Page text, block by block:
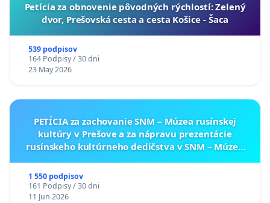
​Petícia za obnovenie pôvodných rýchlostí: Zelený
dvor, Prešovská cesta a cesta Košice - Šaca
539 podpisov
164 Podpisy / 30 dni
23 May 2026
PETÍCIA za zachovanie SNM – Múzea rusínskej
kultúry v Prešove a za nápravu prezentácie
rusínskeho kultúrneho dedičstva v SNM – Múzeu
1 550 podpisov
161 Podpisy / 30 dni
11 Jun 2026